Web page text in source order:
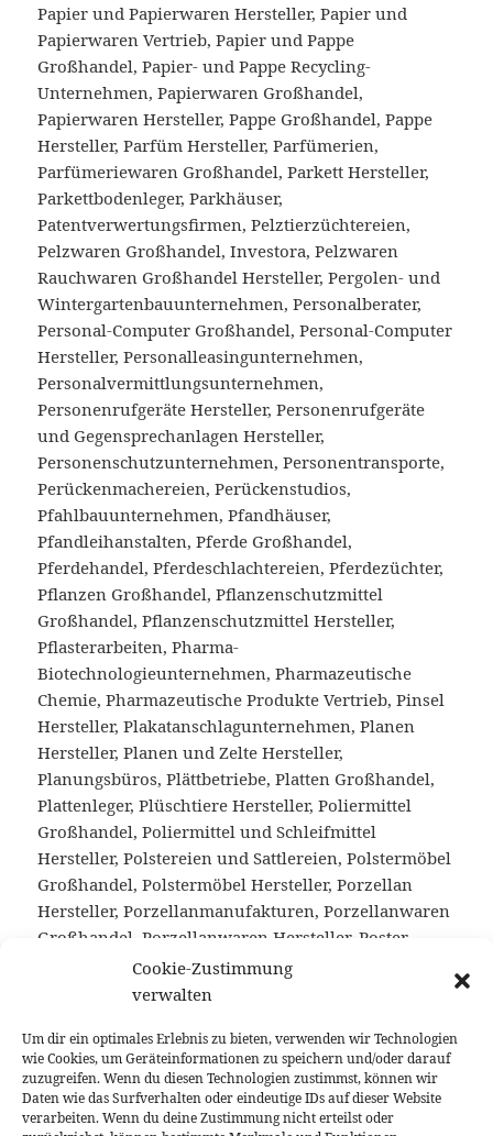
Cookie-Zustimmung
verwalten
Um dir ein optimales Erlebnis zu bieten, verwenden wir Technologien
wie Cookies, um Geräteinformationen zu speichern und/oder darauf
zuzugreifen. Wenn du diesen Technologien zustimmst, können wir
Daten wie das Surfverhalten oder eindeutige IDs auf dieser Website
verarbeiten. Wenn du deine Zustimmung nicht erteilst oder
Papier und Papierwaren Hersteller, Papier und
Papierwaren Vertrieb, Papier und Pappe
Großhandel, Papier- und Pappe Recycling-
Unternehmen, Papierwaren Großhandel,
Papierwaren Hersteller, Pappe Großhandel, Pappe
Hersteller, Parfüm Hersteller, Parfümerien,
Parfümeriewaren Großhandel, Parkett Hersteller,
Parkettbodenleger, Parkhäuser,
Patentverwertungsfirmen, Pelztierzüchtereien,
Pelzwaren Großhandel, Investora, Pelzwaren
Rauchwaren Großhandel Hersteller, Pergolen- und
Wintergartenbauunternehmen, Personalberater,
Personal-Computer Großhandel, Personal-Computer
Hersteller, Personalleasingunternehmen,
Personalvermittlungsunternehmen,
Personenrufgeräte Hersteller, Personenrufgeräte
und Gegensprechanlagen Hersteller,
Personenschutzunternehmen, Personentransporte,
Perückenmachereien, Perückenstudios,
Pfahlbauunternehmen, Pfandhäuser,
Pfandleihanstalten, Pferde Großhandel,
Pferdehandel, Pferdeschlachtereien, Pferdezüchter,
Pflanzen Großhandel, Pflanzenschutzmittel
Großhandel, Pflanzenschutzmittel Hersteller,
Pflasterarbeiten, Pharma-
Biotechnologieunternehmen, Pharmazeutische
Chemie, Pharmazeutische Produkte Vertrieb, Pinsel
Hersteller, Plakatanschlagunternehmen, Planen
Hersteller, Planen und Zelte Hersteller,
Planungsbüros, Plättbetriebe, Platten Großhandel,
Plattenleger, Plüschtiere Hersteller, Poliermittel
Großhandel, Poliermittel und Schleifmittel
Hersteller, Polstereien und Sattlereien, Polstermöbel
Großhandel, Polstermöbel Hersteller, Porzellan
Hersteller, Porzellanmanufakturen, Porzellanwaren
Großhandel, Porzellanwaren Hersteller, Poster
Großhandel, Postkartenverlage, Prägedruckereien,
Pralinen Hersteller, Praxeneinrichtungen
Präzisionswerkzeuge Großhandel, Preß- Zieh- und
Stanzteile Hersteller, Presse und Verlagsartikel
Vertrieb, Presseagenturen, Pressen Hersteller,
Pressestellen, Presswerke, Privatbrauereien,